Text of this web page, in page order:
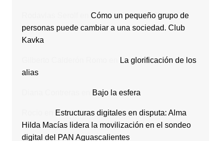
Cómo un pequeño grupo de
personas puede cambiar a una sociedad. Club
Kavka
La glorificación de los
alias
Bajo la esfera
Estructuras digitales en disputa: Alma
Hilda Macías lidera la movilización en el sondeo
digital del PAN Aguascalientes